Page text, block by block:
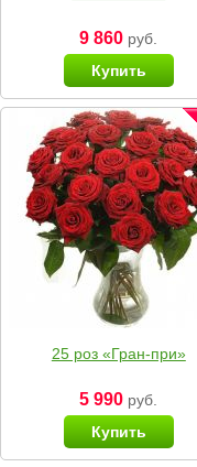
9 860 руб.
Купить
25 роз «Гран-при»
5 990 руб.
Купить